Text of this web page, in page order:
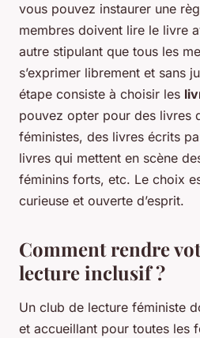
vous pouvez instaurer une
membres doivent lire le livre
autre stipulant que tous les
s’exprimer librement et sans
étape consiste à choisir les
pouvez opter pour des livres
féministes, des livres écrits
livres qui mettent en scène
féminins forts, etc. Le choix
curieuse et ouverte d’esprit.
Comment rendre
lecture inclusif ?
Un club de lecture féministe
et accueillant pour toutes les